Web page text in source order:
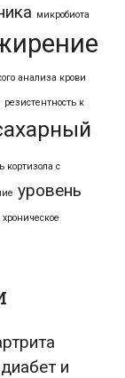
микробиота
анализа крови
резистентность к
кортизола с
уровень
хроническое
и